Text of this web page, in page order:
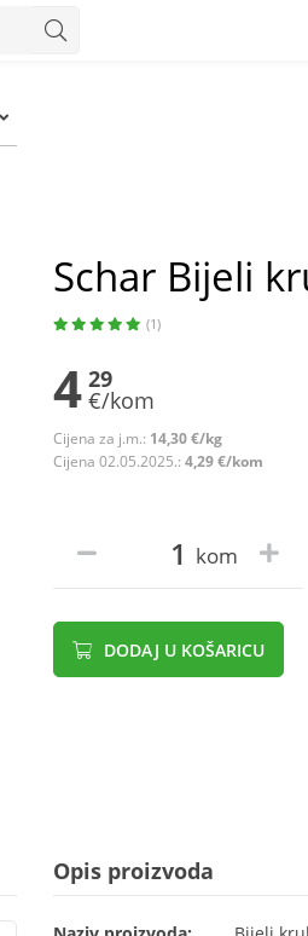
Schar Bijeli
(1)
4 29
€/kom
Cijena za j.m.: 14,30 €/kg
Cijena 02.05.2025.: 4,29 €/kom
kom
DODAJ U KOŠARICU
Opis proizvoda